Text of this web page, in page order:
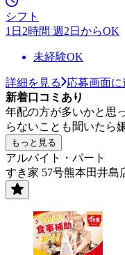
シフト
1日2時間 週2日からOK
未経験OK
詳細を見る
応募画面に
新着口コミあり
年配の方が多いかと思
らないことも聞いたら
もっと見る
アルバイト・パート
すき家 57号熊本田井島